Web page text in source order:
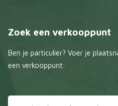
Zoek een verkooppunt
Ben je particulier? Voer je
een verkooppunt: